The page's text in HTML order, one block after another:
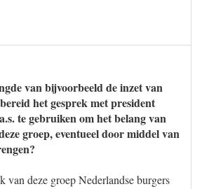
van bijvoorbeeld de inzet van
het gesprek met president
te gebruiken om het belang van
groep, eventueel door middel van
van deze groep Nederlandse burgers